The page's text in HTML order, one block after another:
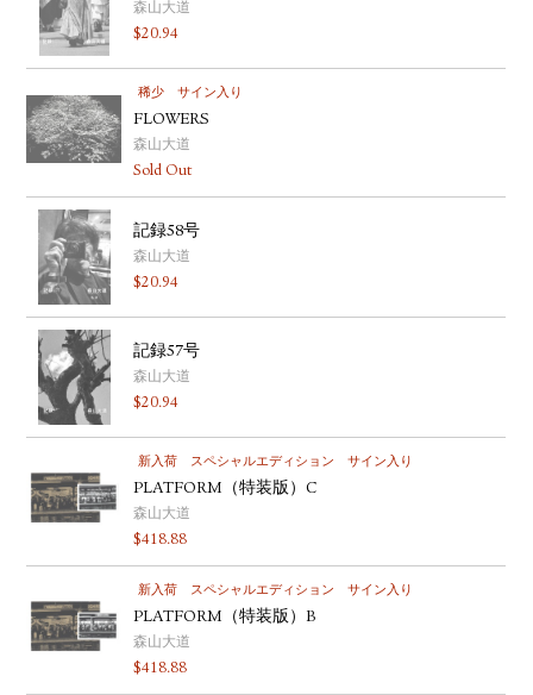
森山大道
$20.94
稀少 サイン入り
FLOWERS
森山大道
Sold Out
記録58号
森山大道
$20.94
記録57号
森山大道
$20.94
新入荷 スペシャルエディション サイン入り
PLATFORM（特装版）C
森山大道
$418.88
新入荷 スペシャルエディション サイン入り
PLATFORM（特装版）B
森山大道
$418.88